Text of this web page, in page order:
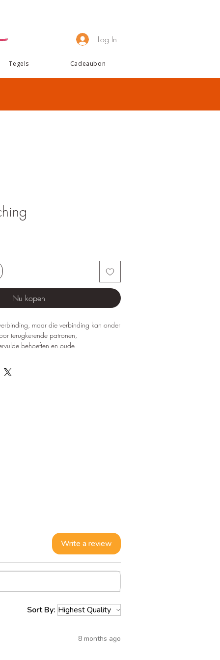
Log In
Tegels Cadeaubon
Nu kopen
maar die verbinding kan onder
terugkerende patronen,
behoeften en oude
ondanks de aanwezigheid van liefde en
is structuur, taal en inzicht.
luisteren, ik-boodschappen,
erkenning en het
begrip.
emotionele veiligheid, vertrouwen,
van behoeften en verlangens.
de relatie
en het doorbreken van automatische
Write a review
Sort By:
8 months ago